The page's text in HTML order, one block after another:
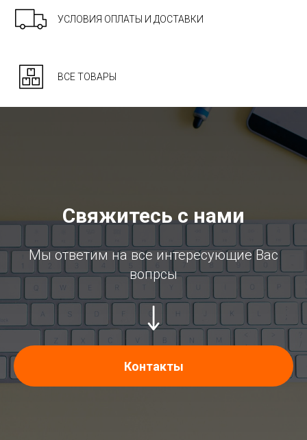
УСЛОВИЯ ОПЛАТЫ И ДОСТАВКИ
ВСЕ ТОВАРЫ
Свяжитесь с нами
Мы ответим на все интересующие Вас
вопрсы
Контакты